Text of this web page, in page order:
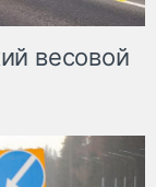
весовой